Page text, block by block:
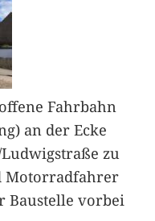
Fahrbahn
an der Ecke
zu
Motorradfahrer
Baustelle vorbei